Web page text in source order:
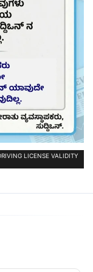
LICENSE VALIDITY